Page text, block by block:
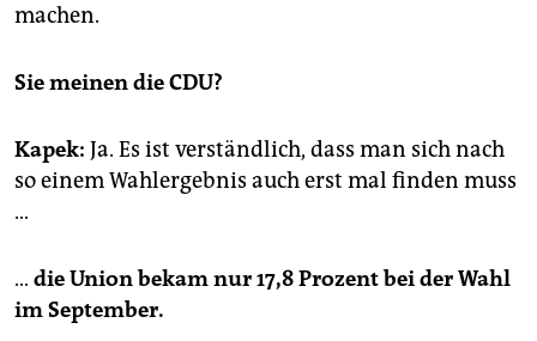
machen.
Sie meinen die CDU?
Kapek: Ja. Es ist verständlich, dass man sich nach
so einem Wahlergebnis auch erst mal finden muss
…
… die Union bekam nur 17,8 Prozent bei der Wahl
im September.